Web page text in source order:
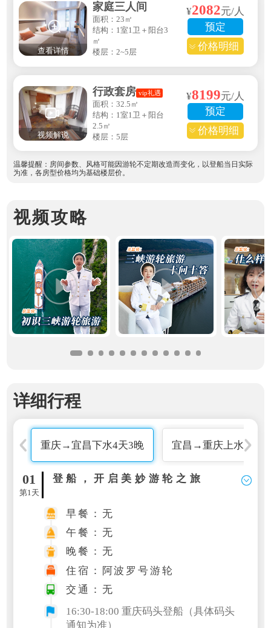
查看详情
家庭三人间
面积：23㎡
结构：1室1卫＋阳台3
㎡
楼层：2~5层
¥2082元/人
预定
价格明细
视频解说
行政套房 vip礼遇
面积：32.5㎡
结构：1室1卫＋阳台
2.5㎡
楼层：5层
¥8199元/人
预定
价格明细
温馨提醒：房间参数、风格可能因游轮不定期改造而变化，以登船当日实际
为准，各房型价格均为基础楼层价。
视频攻略
详细行程
重庆→宜昌下水4天3晚 宜昌→重庆上水4天3
01
第1天
登船，开启美妙游轮之旅
早餐：无
午餐：无
晚餐：无
住宿：阿波罗号游轮
交通：无
16:30-18:00 重庆码头登船（具体码头
通知为准）